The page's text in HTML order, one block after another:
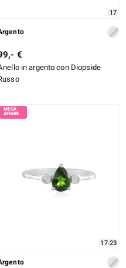
17
€
in argento con Diopside
17-23